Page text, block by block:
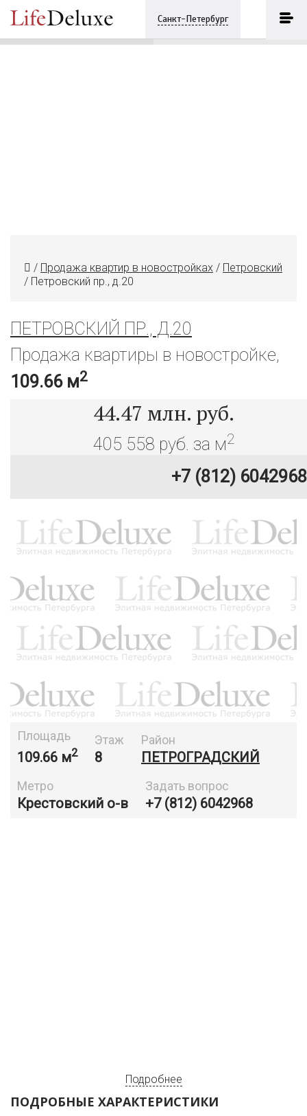
Санкт-Петербург
/ Продажа квартир в новостройках / Петровский
/ Петровский пр., д.20
ПЕТРОВСКИЙ ПР., Д.20
Продажа квартиры в новостройке,
109.66 м2
44.47 млн. руб.
405 558 руб. за м2
+7 (812) 6042968
Площадь
109.66 м2
Этаж
8
Район
ПЕТРОГРАДСКИЙ
Метро
Крестовский о-в
Задать вопрос
+7 (812) 6042968
Подробнее
ПОДРОБНЫЕ ХАРАКТЕРИСТИКИ
Familia
+7 (812) 6042968 ПОЗВОНИТЬ